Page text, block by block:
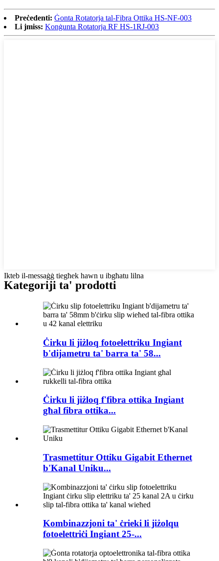
Preċedenti: Ġonta Rotatorja tal-Fibra Ottika HS-NF-003
Li jmiss: Konġunta Rotatorja RF HS-1RJ-003
Ikteb il-messaġġ tiegħek hawn u ibgħatu lilna
Kategoriji ta' prodotti
Ċirku li jiżloq fotoelettriku Ingiant
b'dijametru ta' barra ta' 58...
Ċirku li jiżloq f'fibra ottika Ingiant
għal fibra ottika...
Trasmettitur Ottiku Gigabit Ethernet
b'Kanal Uniku...
Kombinazzjoni ta' ċrieki li jiżolqu
fotoelettriċi Ingiant 25-...